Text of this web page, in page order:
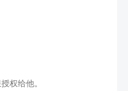
权给他。